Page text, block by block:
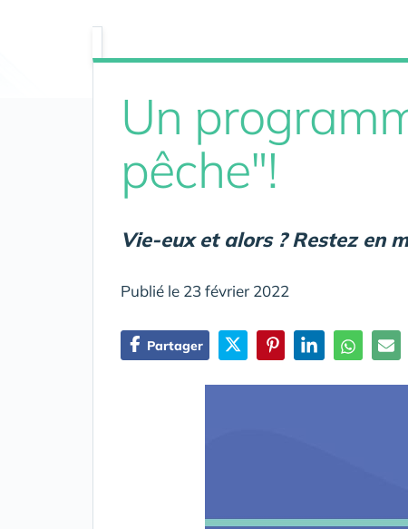
Un
pêche"!
Vie-eux et alors ? Restez en
Publié le 23 février 2022
Partager